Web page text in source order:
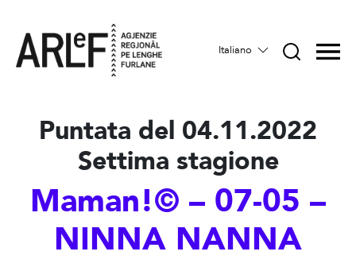
Italiano
Puntata del 04.11.2022
Settima stagione
Maman!© – 07-05 –
NINNA NANNA